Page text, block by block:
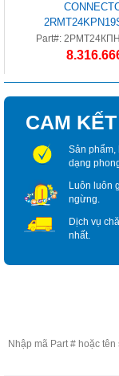
Part#:
CAM KẾT
Sản phẩm,
dạng
Luôn luôn
ngừng.
Dịch vụ
nhất.